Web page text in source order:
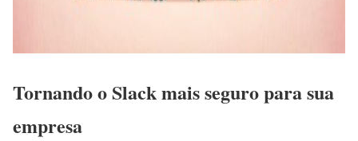
Tornando o Slack mais seguro para sua
empresa